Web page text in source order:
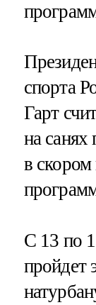
спорта
Гарт
на санях
в
С 13 по
пройдет